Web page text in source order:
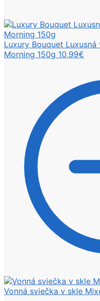
Luxury Bouquet
Morning 150g 10,99€
Vonná sviečka v skle